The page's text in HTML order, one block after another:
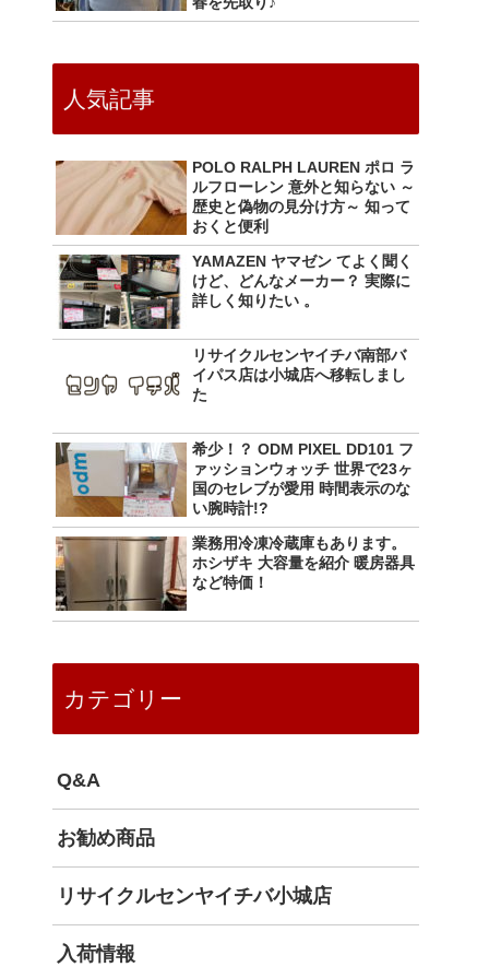
人気記事
POLO RALPH LAUREN ポロ ラ
ルフローレン 意外と知らない ～
歴史と偽物の見分け方～ 知って
おくと便利
YAMAZEN ヤマゼン てよく聞く
けど、どんなメーカー？ 実際に
詳しく知りたい 。
リサイクルセンヤイチバ南部バ
イパス店は小城店へ移転しまし
た
希少！？ ODM PIXEL DD101 フ
ァッションウォッチ 世界で23ヶ
国のセレブが愛用 時間表示のな
い腕時計!?
業務用冷凍冷蔵庫もあります。
ホシザキ 大容量を紹介 暖房器具
など特価！
カテゴリー
Q&A
お勧め商品
リサイクルセンヤイチバ小城店
入荷情報